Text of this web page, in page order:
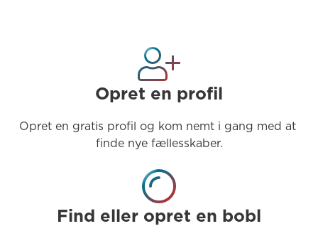
Opret en profil
Opret en gratis profil og kom nemt i gang med at
finde nye fællesskaber.
Find eller opret en bobl